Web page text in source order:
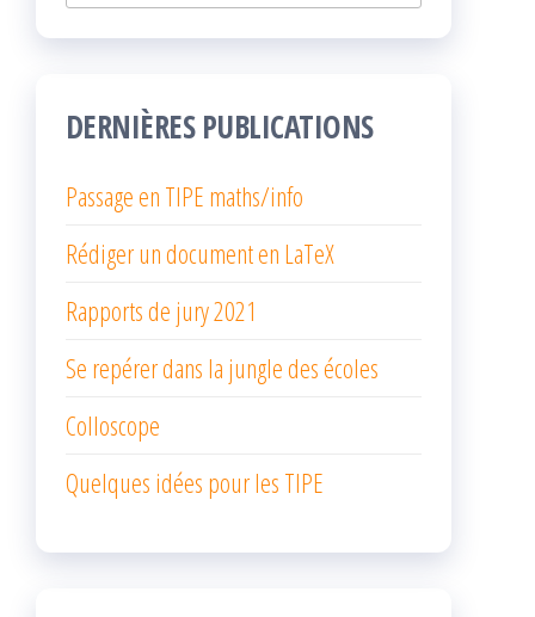
DERNIÈRES PUBLICATIONS
Passage en TIPE maths/info
Rédiger un document en LaTeX
Rapports de jury 2021
Se repérer dans la jungle des écoles
Colloscope
Quelques idées pour les TIPE